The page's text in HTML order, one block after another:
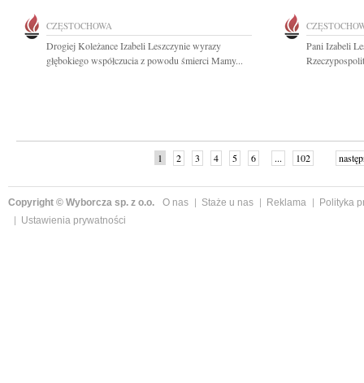
CZĘSTOCHOWA
Drogiej Koleżance Izabeli Leszczynie wyrazy
głębokiego współczucia z powodu śmierci Mamy...
Pani Izabeli
1 2 3 4 5 6 ... 102
Copyright © Wyborcza sp. z o.o. O nas Staże u nas Reklama
Polityka
Ustawienia prywatności